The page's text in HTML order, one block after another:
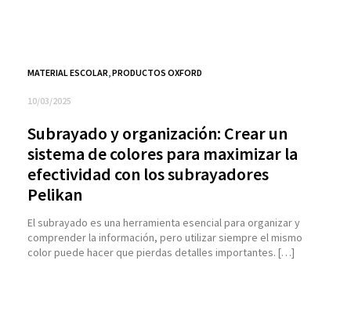
MATERIAL ESCOLAR,PRODUCTOS OXFORD
10/03/2025
Subrayado y organización: Crear un
sistema de colores para maximizar la
efectividad con los subrayadores
Pelikan
El subrayado es una herramienta esencial para organizar y
comprender la información, pero utilizar siempre el mismo
color puede hacer que pierdas detalles importantes. […]